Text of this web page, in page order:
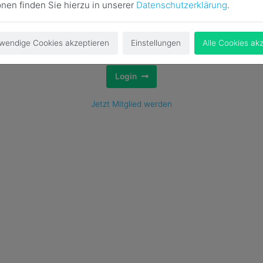
Login
Jetzt Mitglied werden
finden Sie hierzu in unserer Datenschutzerklärung.
Cookies akzeptieren Einstellungen Alle Cookies